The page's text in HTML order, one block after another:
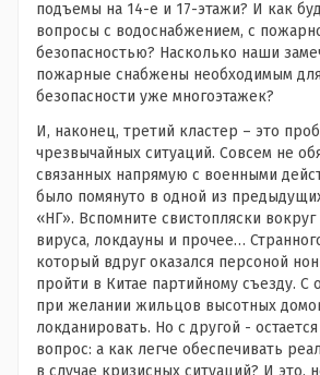
подъемы на 14-е и 17-этажи? И как
вопросы с водоснабжением, с
безопасностью? Насколько наши
пожарные снабжены необходимым
безопасности уже многоэтажек?
И, наконец, третий кластер – это
чрезвычайных ситуаций. Совсем не
связанных напрямую с военными
было помянуто в одной из
«НГ». Вспомните свистопляски вокруг
вируса, локдауны и прочее…
который вдруг оказался персоной
пройти в Китае партийному съезду. С
при желании жильцов высотных
локданировать. Но с другой -
вопрос: а как легче обеспечивать
в случае кризисных ситуаций? И это,